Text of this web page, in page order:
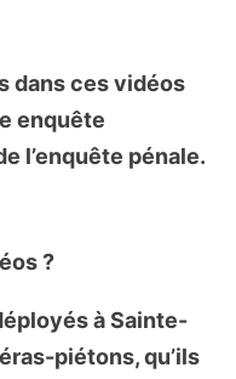
dans ces vidéos
enquête
l’enquête pénale.
?
à Sainte-
piétons, qu’ils